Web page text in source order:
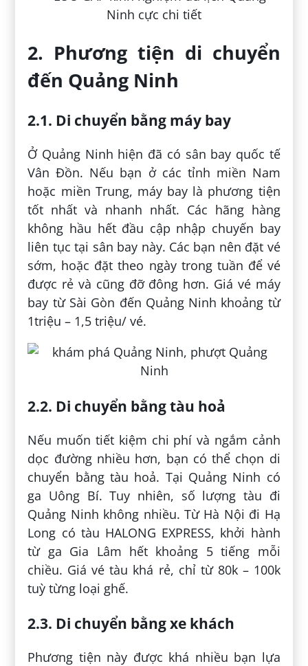
2. Phương tiện di chuyển
đến Quảng Ninh
2.1. Di chuyển bằng máy bay
Ở Quảng Ninh hiện đã có sân bay quốc tế
Vân Đồn. Nếu bạn ở các tỉnh miền Nam
hoặc miền Trung, máy bay là phương tiện
tốt nhất và nhanh nhất. Các hãng hàng
không hầu hết đầu cập nhập chuyến bay
liên tục tại sân bay này. Các bạn nên đặt vé
sớm, hoặc đặt theo ngày trong tuần để vé
được rẻ và cũng đỡ đông hơn. Giá vé máy
bay từ Sài Gòn đến Quảng Ninh khoảng từ
1triệu – 1,5 triệu/ vé.
2.2. Di chuyển bằng tàu hoả
Nếu muốn tiết kiệm chi phí và ngắm cảnh
dọc đường nhiều hơn, bạn có thể chọn di
chuyển bằng tàu hoả. Tại Quảng Ninh có
ga Uông Bí. Tuy nhiên, số lượng tàu đi
Quảng Ninh không nhiều. Từ Hà Nội đi Hạ
Long có tàu HALONG EXPRESS, khởi hành
từ ga Gia Lâm hết khoảng 5 tiếng mỗi
chiều. Giá vé tàu khá rẻ, chỉ từ 80k – 100k
tuỳ từng loại ghế.
2.3. Di chuyển bằng xe khách
Phương tiện này được khá nhiều bạn lựa